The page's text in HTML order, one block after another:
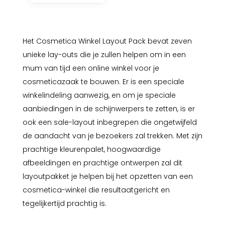
Het Cosmetica Winkel Layout Pack bevat zeven
unieke lay-outs die je zullen helpen om in een
mum van tijd een online winkel voor je
cosmeticazaak te bouwen. Er is een speciale
winkelindeling aanwezig, en om je speciale
aanbiedingen in de schijnwerpers te zetten, is er
ook een sale-layout inbegrepen die ongetwijfeld
de aandacht van je bezoekers zal trekken. Met zijn
prachtige kleurenpalet, hoogwaardige
afbeeldingen en prachtige ontwerpen zal dit
layoutpakket je helpen bij het opzetten van een
cosmetica-winkel die resultaatgericht en
tegelijkertijd prachtig is.